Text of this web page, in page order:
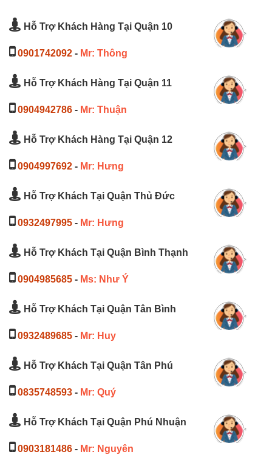
Hỗ Trợ Khách Hàng Tại Quận 10
0901742092 - Mr: Thông
Hỗ Trợ Khách Hàng Tại Quận 11
0904942786 - Mr: Thuận
Hỗ Trợ Khách Hàng Tại Quận 12
0904997692 - Mr: Hưng
Hỗ Trợ Khách Tại Quận Thủ Đức
0932497995 - Mr: Hưng
Hỗ Trợ Khách Tại Quận Bình Thạnh
0904985685 - Ms: Như Ý
Hỗ Trợ Khách Tại Quận Tân Bình
0932489685 - Mr: Huy
Hỗ Trợ Khách Tại Quận Tân Phú
0835748593 - Mr: Quý
Hỗ Trợ Khách Tại Quận Phú Nhuận
0903181486 - Mr: Nguyên